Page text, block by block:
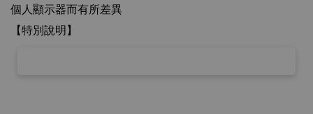
個人顯示器而有所差異
【特別說明】